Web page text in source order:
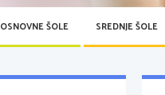
OSNOVNE ŠOLE SREDNJE ŠOLE